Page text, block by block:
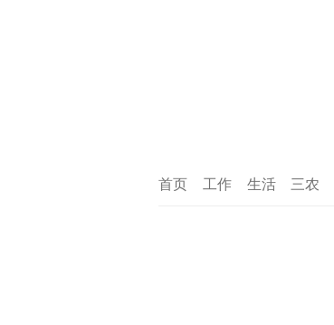
首页 工作 生活 三农